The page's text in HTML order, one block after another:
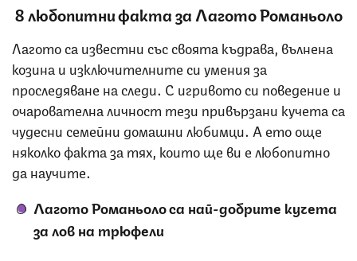
8 любопитни факта за Лагото Романьоло
Лагото са известни със своята къдрава, вълнена
козина и изключителните си умения за
проследяване на следи. С игривото си поведение и
очарователна личност тези привързани кучета са
чудесни семейни домашни любимци. А ето още
няколко факта за тях, които ще ви е любопитно
да научите.
Лагото Романьоло са най-добрите кучета
за лов на трюфели